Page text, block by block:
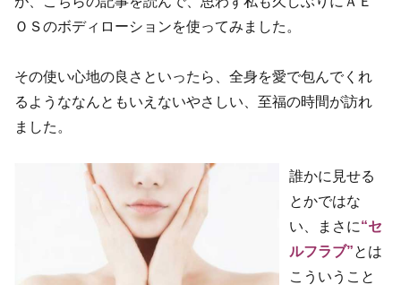
ＯＳのボディローションを使ってみました。
その使い心地の良さといったら、全身を愛で包んでくれ
るようななんともいえないやさしい、至福の時間が訪れ
ました。
誰かに見せる
とかではな
い、まさに“セ
ルフラブ”とは
こういうこと